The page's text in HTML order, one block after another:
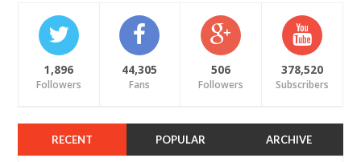
1,896
Followers
44,305
Fans
506
Followers
378,520
Subscribers
RECENT POPULAR ARCHIVE